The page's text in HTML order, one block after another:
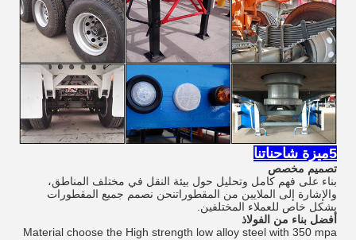
5ميزة شاحناتنا
تصميم مخصص
بناء على فهم كامل وتحليل حول بيئة النقل في مختلف المناطق،
والإشارة إلى الملايين من المقطوراتنحن نصمم جميع المقطورات
بشكل خاص للعملاء المختلفين.
أفضل بناء من الفولاذ
Material choose the High strength low alloy steel with 350 mpa